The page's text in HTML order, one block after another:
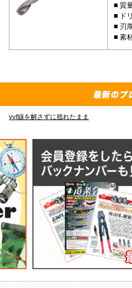
質
ド
刃
素
E-4835 の先端フック